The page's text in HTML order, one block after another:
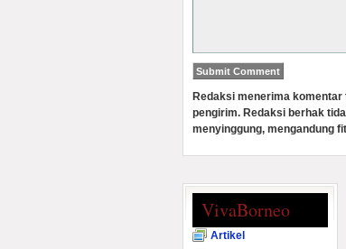
Redaksi menerima
pengirim. Redaksi berhak
menyinggung, mengandung
VivaBorneo
Artikel